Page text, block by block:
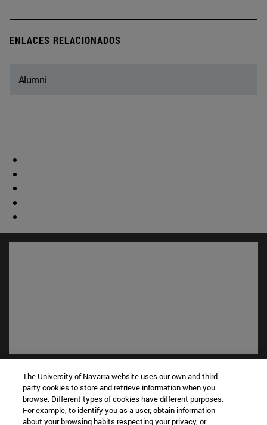
ENLACES RELACIONADOS
Alumni
Biblioteca(abre en nueva ventana)
Mi correo(abre en nueva ventana)
Aula virtual ADI(abre en nueva ventana)
The University of Navarra website uses our own and third-
party cookies to store and retrieve information when you
browse. Different types of cookies have different purposes.
For example, to identify you as a user, obtain information
about your browsing habits respecting your privacy, or